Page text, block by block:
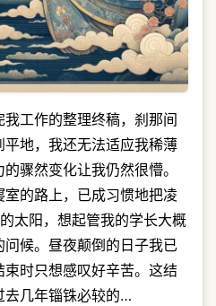
工作的整理终稿，刹那间
地，我还无法适应我稀薄
骤然变化让我仍然很懵。
的路上，已成习惯地把凌
太阳，想起管我的学长大概
候。昼夜颠倒的日子我已
时只想感叹好辛苦。这结
去几年锱铢必较的…